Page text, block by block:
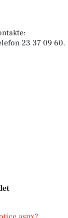
23 37 09 60.